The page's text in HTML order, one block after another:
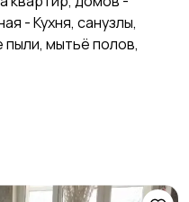
- Кухня, санузлы,
мытьё полов,